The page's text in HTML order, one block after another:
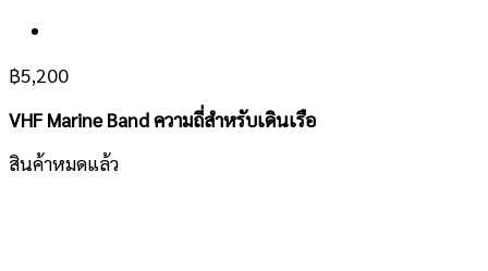
฿5,200
VHF Marine Band ความถี่สำหรับเดินเรือ
สินค้าหมดแล้ว